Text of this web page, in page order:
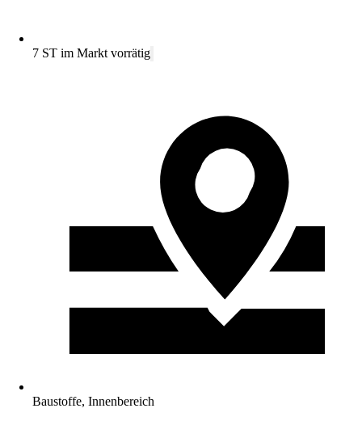
7 ST im Markt vorrätig
Baustoffe, Innenbereich